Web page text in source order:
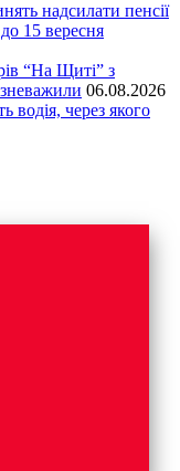
надсилати пенсії
15 вересня
“На Щиті” з
06.08.2026
водія, через якого